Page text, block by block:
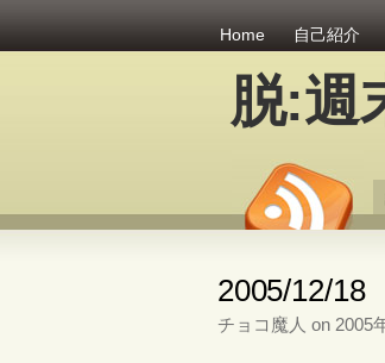
Home 自己紹介
脱:週
2005/12/
チョコ魔人 on 2005